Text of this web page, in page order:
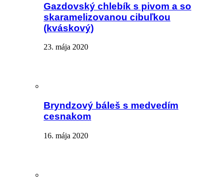
Gazdovský chlebík s pivom a so
skaramelizovanou cibuľkou
(kváskový)
23. mája 2020
Bryndzový báleš s medvedím
cesnakom
16. mája 2020